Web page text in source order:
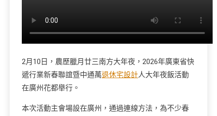
2月10日，農歷臘月廿三南方大年夜，2026年廣東省快
遞行業新春聯誼暨中通萬退休宅設計人大年夜飯活動
在廣州花都舉行。
本次活動主會場設在廣州，通過連線方法，為不少春